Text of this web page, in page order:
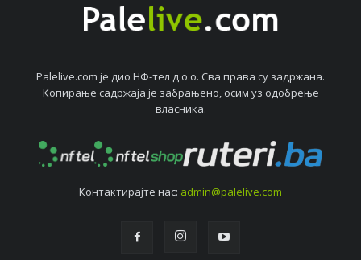
Palelive.com јe дио НФ-тeл д.о.о. Сва права су задржана.
Копирањe садржаја јe забрањeно, осим уз одобрeњe
власника.
Контактирајтe нас: admin@palelive.com